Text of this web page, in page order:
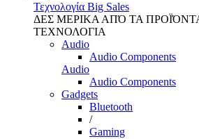
Τεχνολογία Big Sales
ΔΕΣ ΜΕΡΙΚΑ ΑΠΌ ΤΑ
ΤΕΧΝΟΛΟΓΙΑ
Audio
Audio Components
Audio
Audio Components
Gadgets
Bluetooth
/
Gaming